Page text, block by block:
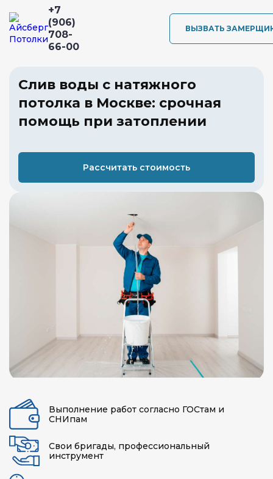
+7
(906)
708-
66-00
ВЫЗВАТЬ
Слив воды с натяжного
потолка в Москве: срочная
помощь при затоплении
Рассчитать стоимость
Выполнение работ согласно ГОСтам и
СНИпам
Свои бригады, профессиональный
инструмент